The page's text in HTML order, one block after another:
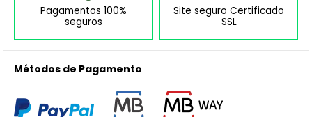
Pagamentos 100%
seguros
Site seguro Certificado
SSL
Métodos de Pagamento